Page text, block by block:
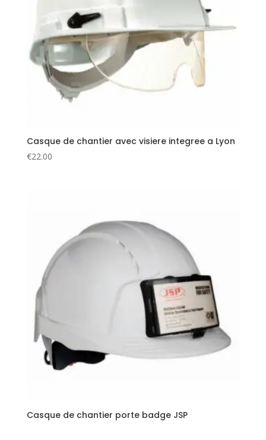
Casque de chantier avec visiere integree a Lyon
€22.00
Casque de chantier porte badge JSP